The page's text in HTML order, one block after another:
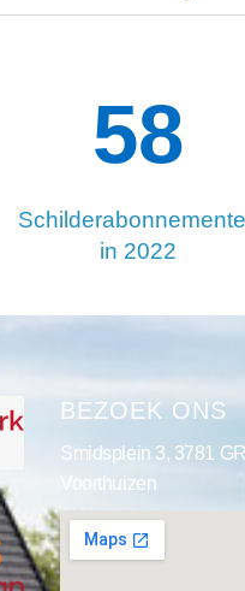
in 2022
129
BEZOEK ONS
Smidsplein 3, 3781 GR
Voorthuizen